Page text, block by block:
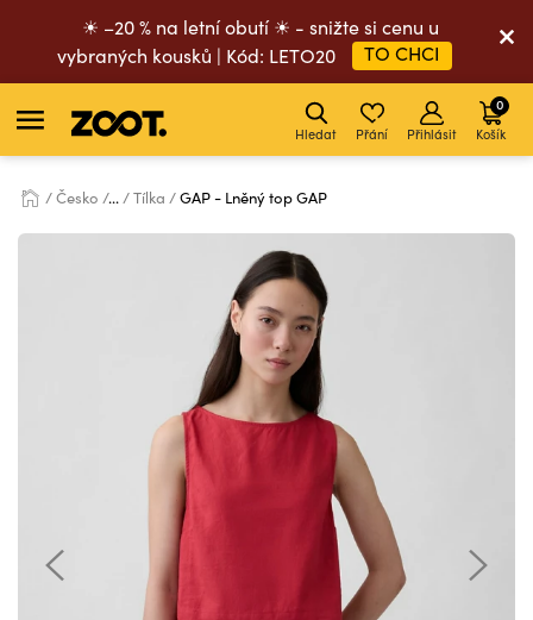
☀ –20 % na letní obutí ☀ - snižte si cenu u
vybraných kousků | Kód: LETO20
TO CHCI
Hledat Přání Přihlásit Košík
0
Česko ... Tílka GAP - Lněný top GAP